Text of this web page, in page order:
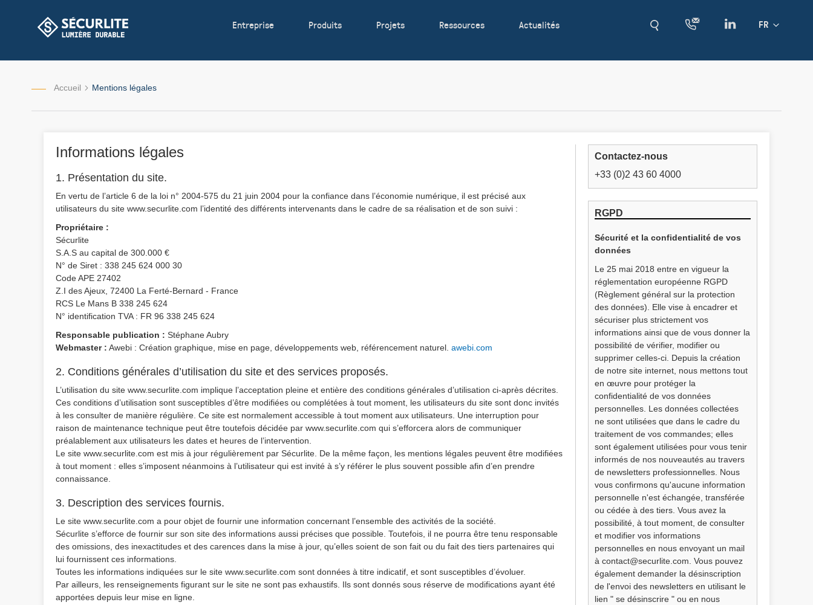
contenu
Entreprise Produits Projets Ressources Actualités Langue
FR
Accueil Mentions légales
Informations légales
1. Présentation du site.
En vertu de l’article 6 de la loi n° 2004-575 du 21 juin 2004 pour la confiance dans l’économie numérique, il est précisé aux
utilisateurs du site www.securlite.com l’identité des différents intervenants dans le cadre de sa réalisation et de son suivi :
Propriétaire :
Sécurlite
S.A.S au capital de 300.000 €
N° de Siret : 338 245 624 000 30
Code APE 27402
Z.I des Ajeux, 72400 La Ferté-Bernard - France
RCS Le Mans B 338 245 624
N° identification TVA : FR 96 338 245 624
Responsable publication : Stéphane Aubry
Webmaster : Awebi : Création graphique, mise en page, développements web, référencement naturel. awebi.com
2. Conditions générales d’utilisation du site et des services proposés.
L’utilisation du site www.securlite.com implique l’acceptation pleine et entière des conditions générales d’utilisation ci-après décrites.
Ces conditions d’utilisation sont susceptibles d’être modifiées ou complétées à tout moment, les utilisateurs du site sont donc invités
à les consulter de manière régulière. Ce site est normalement accessible à tout moment aux utilisateurs. Une interruption pour
raison de maintenance technique peut être toutefois décidée par www.securlite.com qui s’efforcera alors de communiquer
préalablement aux utilisateurs les dates et heures de l’intervention.
Le site www.securlite.com est mis à jour régulièrement par Sécurlite. De la même façon, les mentions légales peuvent être modifiées
à tout moment : elles s’imposent néanmoins à l’utilisateur qui est invité à s’y référer le plus souvent possible afin d’en prendre
connaissance.
3. Description des services fournis.
Le site www.securlite.com a pour objet de fournir une information concernant l’ensemble des activités de la société.
Sécurlite s’efforce de fournir sur son site des informations aussi précises que possible. Toutefois, il ne pourra être tenu responsable
des omissions, des inexactitudes et des carences dans la mise à jour, qu’elles soient de son fait ou du fait des tiers partenaires qui
lui fournissent ces informations.
Toutes les informations indiquées sur le site www.securlite.com sont données à titre indicatif, et sont susceptibles d’évoluer.
Par ailleurs, les renseignements figurant sur le site ne sont pas exhaustifs. Ils sont donnés sous réserve de modifications ayant été
apportées depuis leur mise en ligne.
Contactez-nous
+33 (0)2 43 60 4000
RGPD
Sécurité et la confidentialité de vos
données
Le 25 mai 2018 entre en vigueur la
réglementation européenne RGPD
(Règlement général sur la protection
des données). Elle vise à encadrer et
sécuriser plus strictement vos
informations ainsi que de vous donner la
possibilité de vérifier, modifier ou
supprimer celles-ci. Depuis la création
de notre site internet, nous mettons tout
en œuvre pour protéger la
confidentialité de vos données
personnelles. Les données collectées
ne sont utilisées que dans le cadre du
traitement de vos commandes; elles
sont également utilisées pour vous tenir
informés de nos nouveautés au travers
de newsletters professionnelles. Nous
vous confirmons qu'aucune information
personnelle n'est échangée, transférée
ou cédée à des tiers. Vous avez la
possibilité, à tout moment, de consulter
et modifier vos informations
personnelles en nous envoyant un mail
à contact@securlite.com. Vous pouvez
également demander la désinscription
de l'envoi des newsletters en utilisant le
lien " se désinscrire " ou en nous